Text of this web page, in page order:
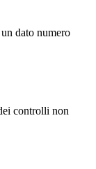
dato numero
controlli non